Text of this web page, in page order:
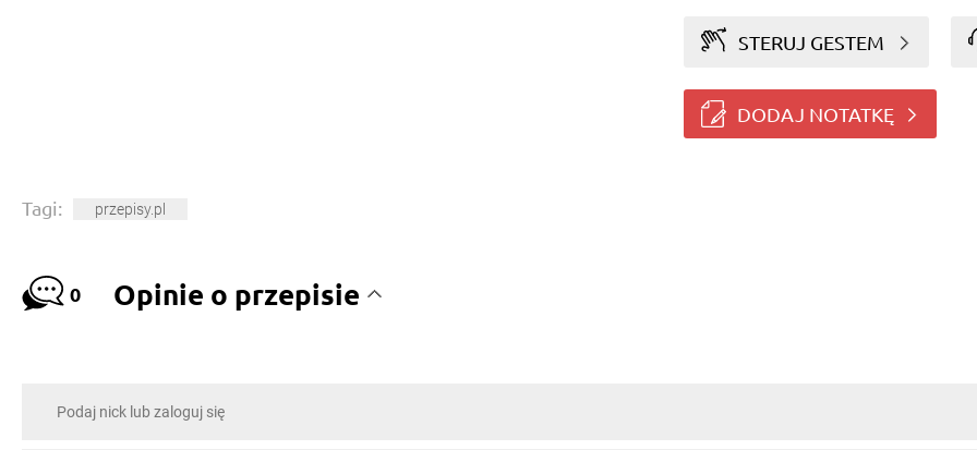
STERUJ GESTEM
DODAJ NOTATKĘ
Tagi: przepisy.pl
0 Opinie o przepisie